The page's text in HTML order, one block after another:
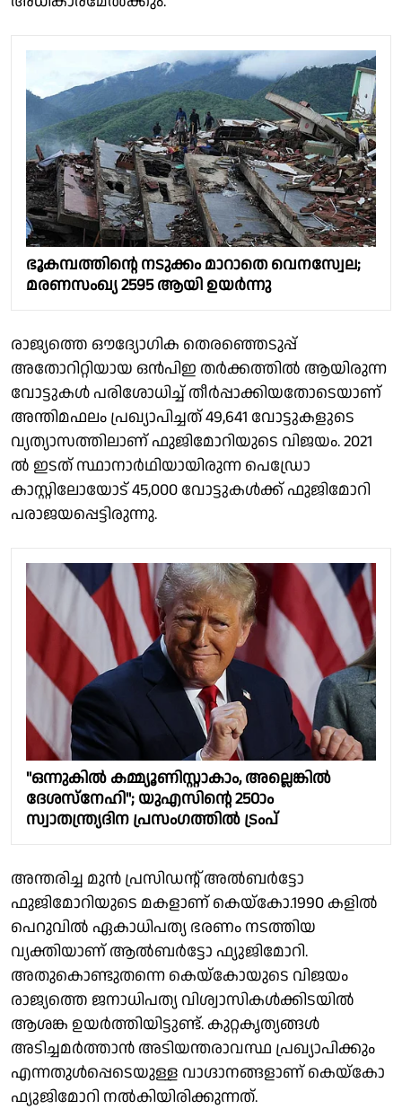
ഭൂകമ്പത്തിൻ്റെ നടുക്കം മാറാതെ വെനസ്വേല;
മരണസംഖ്യ 2595 ആയി ഉയർന്നു
രാജ്യത്തെ ഔദ്യോഗിക തെരഞ്ഞെടുപ്പ്
അതോറിറ്റിയായ ഒൻപിഇ തർക്കത്തിൽ ആയിരുന്ന
വോട്ടുകൾ പരിശോധിച്ച് തീർപ്പാക്കിയതോടെയാണ്
അന്തിമഫലം പ്രഖ്യാപിച്ചത് 49,641 വോട്ടുകളുടെ
വ്യത്യാസത്തിലാണ് ഫുജിമോറിയുടെ വിജയം. 2021
ൽ ഇടത് സ്ഥാനാർഥിയായിരുന്ന പെഡ്രോ
കാസ്റ്റിലോയോട് 45,000 വോട്ടുകൾക്ക് ഫുജിമോറി
പരാജയപ്പെട്ടിരുന്നു.
"ഒന്നുകില്‍ കമ്മ്യൂണിസ്റ്റാകാം, അല്ലെങ്കില്‍
ദേശസ്‌നേഹി"; യുഎസിന്റെ 250ാം
സ്വാതന്ത്ര്യദിന പ്രസംഗത്തില്‍ ട്രംപ്
അന്തരിച്ച മുൻ പ്രസിഡന്റ് അൽബർട്ടോ
ഫുജിമോറിയുടെ മകളാണ് കെയ്കോ.1990 കളിൽ
പെറുവിൽ ഏകാധിപത്യ ഭരണം നടത്തിയ
വ്യക്തിയാണ് ആൽബർട്ടോ ഫ്യുജിമോറി.
അതുകൊണ്ടുതന്നെ കെയ്കോയുടെ വിജയം
രാജ്യത്തെ ജനാധിപത്യ വിശ്വാസികൾക്കിടയിൽ
ആശങ്ക ഉയർത്തിയിട്ടുണ്ട്. കുറ്റകൃത്യങ്ങൾ
അടിച്ചമർത്താൻ അടിയന്തരാവസ്ഥ പ്രഖ്യാപിക്കും
എന്നതുൾപ്പെടെയുള്ള വാഗ്ദാനങ്ങളാണ് കെയ്കോ
ഫ്യുജിമോറി നൽകിയിരിക്കുന്നത്.